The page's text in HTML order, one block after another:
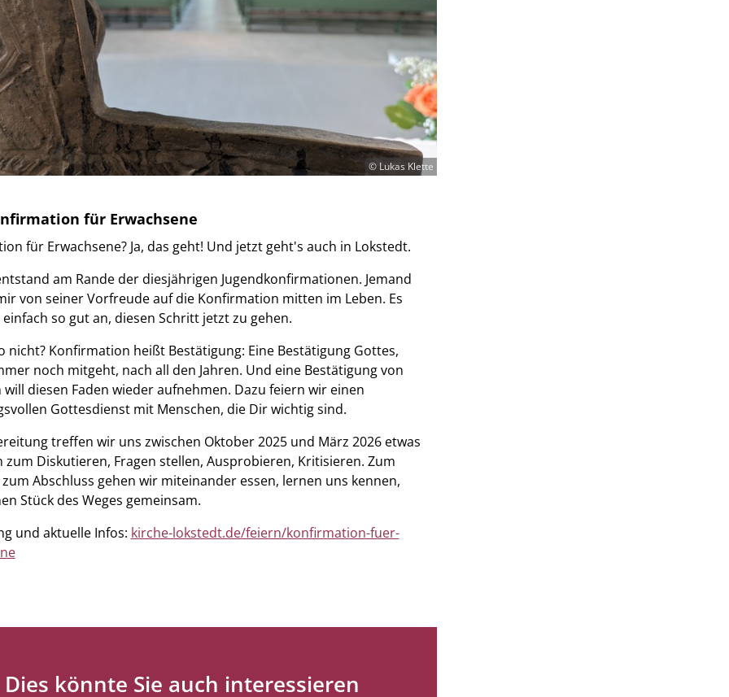
© Lukas Klette
für Erwachsene
für Erwachsene? Ja, das geht! Und jetzt geht's auch in Lokstedt.
am Rande der diesjährigen Jugendkonfirmationen. Jemand
von seiner Vorfreude auf die Konfirmation mitten im Leben. Es
so gut an, diesen Schritt jetzt zu gehen.
nicht? Konfirmation heißt Bestätigung: Eine Bestätigung Gottes,
noch mitgeht, nach all den Jahren. Und eine Bestätigung von
will diesen Faden wieder aufnehmen. Dazu feiern wir einen
Gottesdienst mit Menschen, die Dir wichtig sind.
treffen wir uns zwischen Oktober 2025 und März 2026 etwas
Diskutieren, Fragen stellen, Ausprobieren, Kritisieren. Zum
Abschluss gehen wir miteinander essen, lernen uns kennen,
Stück des Weges gemeinsam.
und aktuelle Infos: kirche-lokstedt.de/feiern/konfirmation-fuer-
Dies könnte Sie auch interessieren